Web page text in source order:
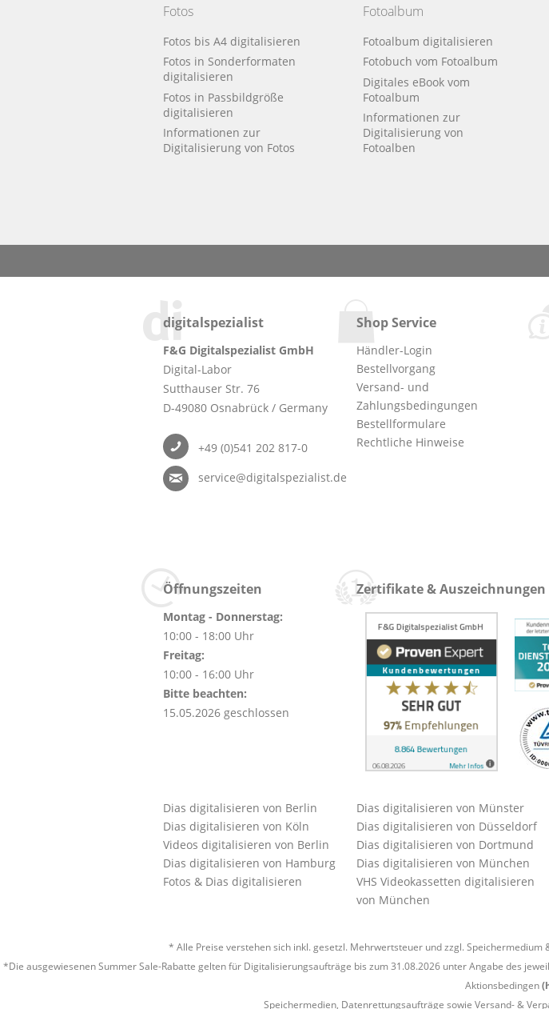
Fotos
Fotos bis A4 digitalisieren
Fotos in Sonderformaten
digitalisieren
Fotos in Passbildgröße
digitalisieren
Informationen zur
Digitalisierung von Fotos
Fotoalbum
Fotoalbum digitalisieren
Fotobuch vom Fotoalbum
Digitales eBook vom
Fotoalbum
Informationen zur
Digitalisierung von
Fotoalben
digitalspezialist
F&G Digitalspezialist GmbH
Digital-Labor
Sutthauser Str. 76
D-49080 Osnabrück / Germany
+49 (0)541 202 817-0
service@digitalspezialist.de
Shop Service
Händler-Login
Bestellvorgang
Versand- und
Zahlungsbedingungen
Bestellformulare
Rechtliche Hinweise
Öffnungszeiten
Montag - Donnerstag:
10:00 - 18:00 Uhr
Freitag:
10:00 - 16:00 Uhr
Bitte beachten:
15.05.2026 geschlossen
Zertifikate & Auszeichnungen
Dias digitalisieren von Berlin
Dias digitalisieren von Köln
Videos digitalisieren von Berlin
Dias digitalisieren von Hamburg
Fotos & Dias digitalisieren
Dias digitalisieren von Münster
Dias digitalisieren von Düsseldorf
Dias digitalisieren von Dortmund
Dias digitalisieren von München
VHS Videokassetten digitalisieren
von München
* Alle Preise verstehen sich inkl. gesetzl. Mehrwertsteuer und zzgl. Speichermedium
*Die ausgewiesenen Summer Sale-Rabatte gelten für Digitalisierungsaufträge bis zum 31.08.2026 unter Angabe des
Aktionsbedingen
Speichermedien, Datenrettungsaufträge sowie Versand- &